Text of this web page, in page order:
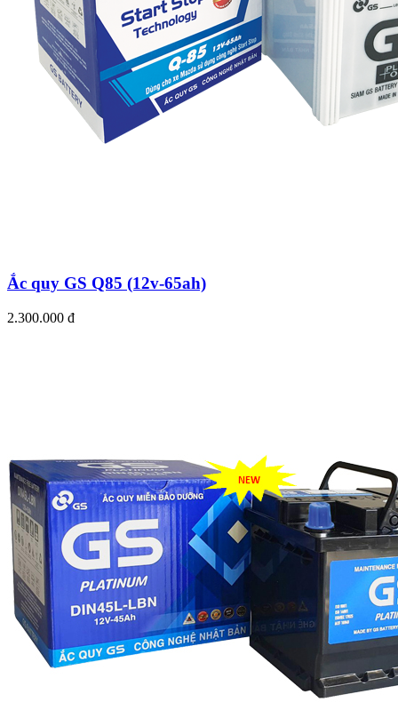
Ắc quy GS Q85 (12v-65ah)
2.300.000 đ